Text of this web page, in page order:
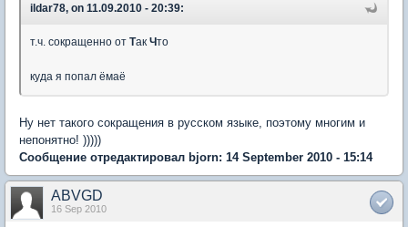
ildar78, on 11.09.2010 - 20:39:
т.ч. сокращенно от Так Что
куда я попал ёмаё
Ну нет такого сокращения в русском языке, поэтому многим и
непонятно! )))))
Сообщение отредактировал bjorn: 14 September 2010 - 15:14
ABVGD
16 Sep 2010